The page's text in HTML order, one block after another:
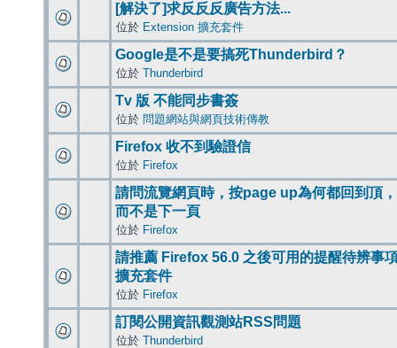
[解決了]求反反反廣告方法...
位於 Extension 擴充套件
Google是不是要搞死Thunderbird？
位於 Thunderbird
Tv 版 不能同步書簽
位於 問題網站與網頁技術傳教
Firefox 收不到驗證信
位於 Firefox
請問流覽網頁時，按page up為何都回到頂，
而不是下一頁
位於 Firefox
請推薦 Firefox 56.0 之後可用的提醒待辨事
擴充套件
位於 Firefox
訂閱公開資訊觀測站RSS問題
位於 Thunderbird